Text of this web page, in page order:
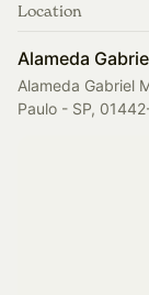
Location
Alameda
Alameda Gabriel
Paulo - SP,